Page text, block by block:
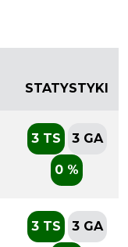
STATYSTYKI
3 TS 3 GA
0 %
3 TS 3 GA